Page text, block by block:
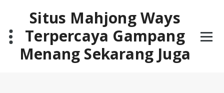
Situs Mahjong Ways
Terpercaya Gampang
Menang Sekarang Juga